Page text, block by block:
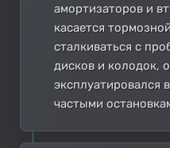
амортизаторов и
касается
сталкиваться с
дисков и колодок,
эксплуатировался
частыми